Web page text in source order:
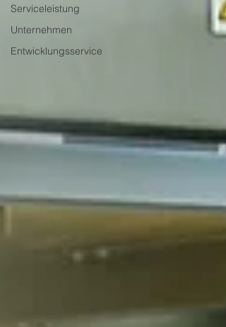
Serviceleistung
Unternehmen
Entwicklungsservice